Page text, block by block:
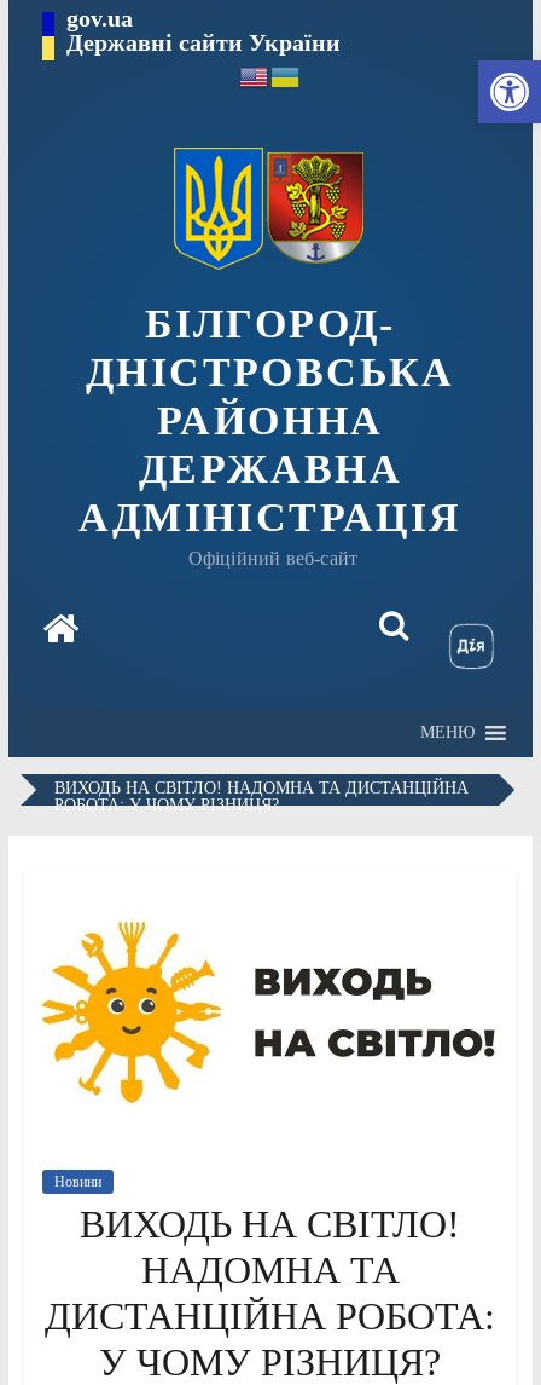
вмісту
gov.ua
Державні сайти України
БІЛГОРОД-
ДНІСТРОВСЬКА
РАЙОННА
ДЕРЖАВНА
АДМІНІСТРАЦІЯ
Офіційний веб-сайт
МЕНЮ
ВИХОДЬ НА СВІТЛО! НАДОМНА ТА ДИСТАНЦІЙНА
РОБОТА: У ЧОМУ РІЗНИЦЯ?
Новини
ВИХОДЬ НА СВІТЛО!
НАДОМНА ТА
ДИСТАНЦІЙНА РОБОТА:
У ЧОМУ РІЗНИЦЯ?